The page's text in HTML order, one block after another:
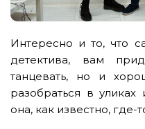
Интересно и то, что
детектива, вам
танцевать, но и
разобраться в
она, как известно, где-